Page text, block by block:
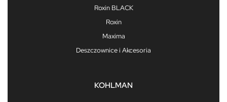
Roxin BLACK
Roxin
Maxima
Deszczownice i Akcesoria
KOHLMAN